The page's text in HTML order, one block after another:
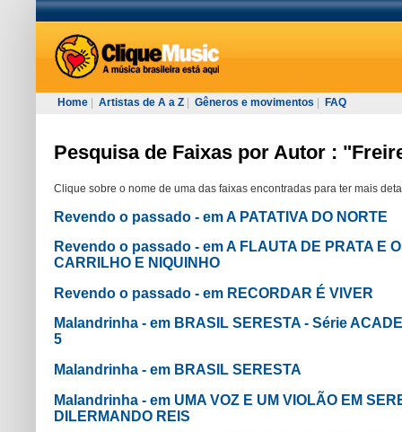
Home Artistas de A a Z Gêneros e movimentos FAQ
Pesquisa de Faixas por Autor :
Clique sobre o nome de uma das faixas encontradas para ter mais
Revendo o passado - em A PATATIVA DO NORTE
Revendo o passado - em A FLAUTA DE PRATA E
CARRILHO E NIQUINHO
Revendo o passado - em RECORDAR É VIVER
Malandrinha - em BRASIL SERESTA - Série
5
Malandrinha - em BRASIL SERESTA
Malandrinha - em UMA VOZ E UM VIOLÃO EM
DILERMANDO REIS